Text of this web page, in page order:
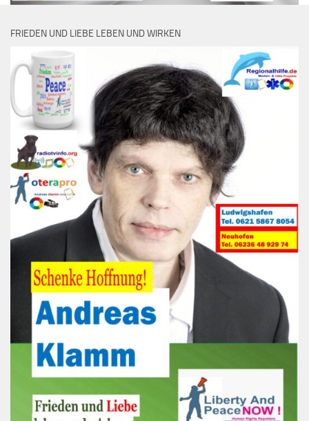
FRIEDEN UND LIEBE LEBEN UND WIRKEN